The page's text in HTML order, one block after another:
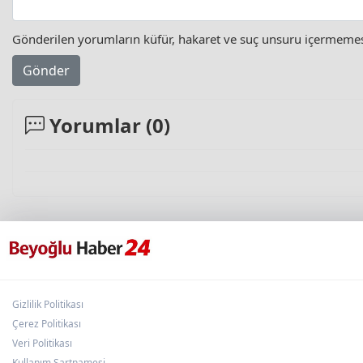
Gönderilen yorumların küfür, hakaret ve suç unsuru
Gönder
Yorumlar (0)
Gizlilik Politikası
Çerez Politikası
Veri Politikası